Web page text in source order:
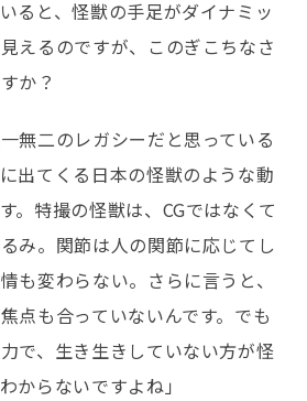
ると、怪獣の手足がダイナミッ
えるのですが、このぎこちなさ
か？
一無二のレガシーだと思っている
出てくる日本の怪獣のような動
。特撮の怪獣は、CGではなくて
み。関節は人の関節に応じてし
も変わらない。さらに言うと、
点も合っていないんです。でも
で、生き生きしていない方が怪
からないですよね」